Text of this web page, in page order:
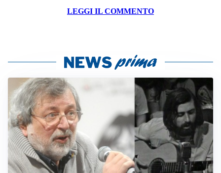
LEGGI IL COMMENTO